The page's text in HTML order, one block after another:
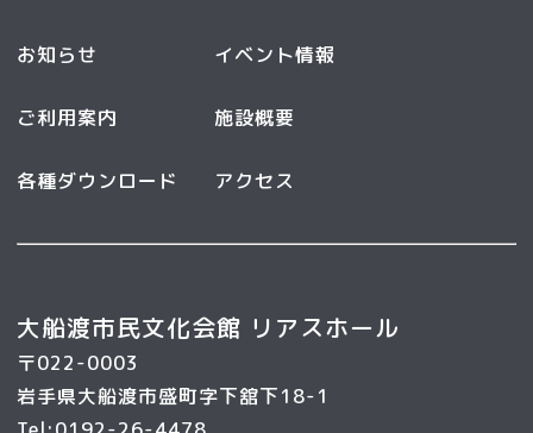
お知らせ イベント情報
ご利用案内 施設概要
各種ダウンロード アクセス
大船渡市民文化会館 リアスホール
〒022-0003
岩手県大船渡市盛町字下舘下18-1